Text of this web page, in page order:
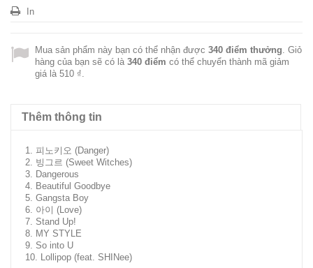
In
Mua sản phẩm này bạn có thể nhận được 340 điểm thưởng . Giỏ
hàng của bạn sẽ có là 340 điểm có thể chuyển thành mã giảm
giá là 510 ₫
Thêm thông tin
1. 피노키오 (Danger)
2. 빙그르 (Sweet Witches)
3. Dangerous
4. Beautiful Goodbye
5. Gangsta Boy
6. 아이 (Love)
7. Stand Up!
8. MY STYLE
9. So into U
10. Lollipop (feat. SHINee)